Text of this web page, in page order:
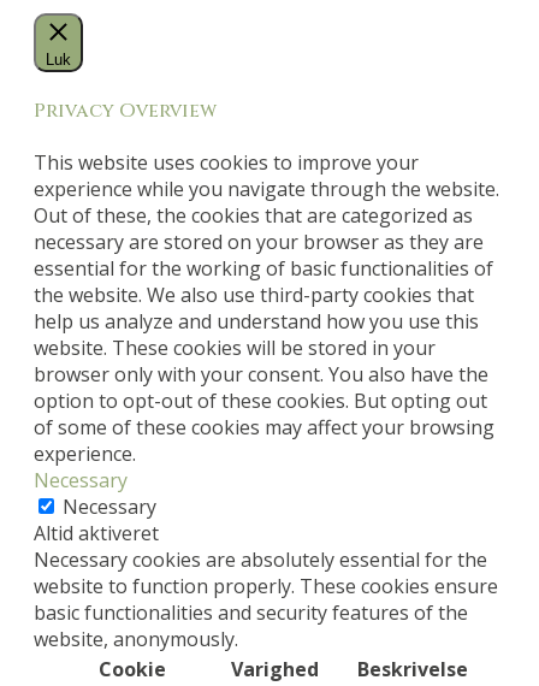
Luk
Privacy Overview
This website uses cookies to improve your
experience while you navigate through the website.
Out of these, the cookies that are categorized as
necessary are stored on your browser as they are
essential for the working of basic functionalities of
the website. We also use third-party cookies that
help us analyze and understand how you use this
website. These cookies will be stored in your
browser only with your consent. You also have the
option to opt-out of these cookies. But opting out
of some of these cookies may affect your browsing
experience.
Necessary
Necessary
Altid aktiveret
Necessary cookies are absolutely essential for the
website to function properly. These cookies ensure
basic functionalities and security features of the
website, anonymously.
Cookie
Varighed Beskrivelse